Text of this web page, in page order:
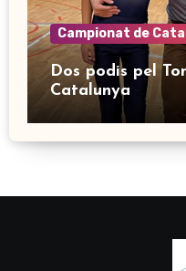
Campionat de
Dos podis pel
Catalunya